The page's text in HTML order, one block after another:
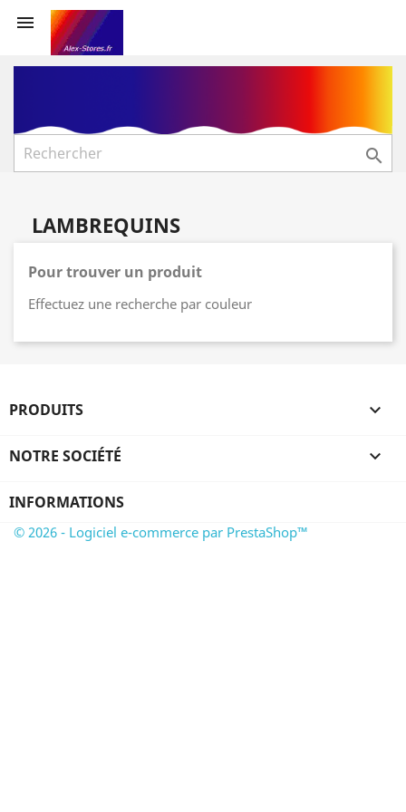


LAMBREQUINS
Pour trouver un produit
Effectuez une recherche par couleur
PRODUITS 
NOTRE SOCIÉTÉ 
INFORMATIONS
© 2026 - Logiciel e-commerce par PrestaShop™